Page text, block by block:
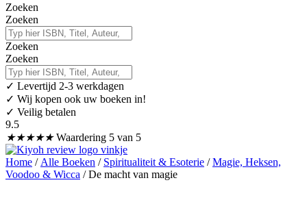
Zoeken
Zoeken
Zoeken
Zoeken
✓ Levertijd 2-3 werkdagen
✓ Wij kopen ook uw boeken in!
✓ Veilig betalen
9.5
★★★★★ Waardering 5 van 5
Home / Alle Boeken / Spiritualiteit & Esoterie /Magie, Heksen,
Voodoo & Wicca / De macht van magie